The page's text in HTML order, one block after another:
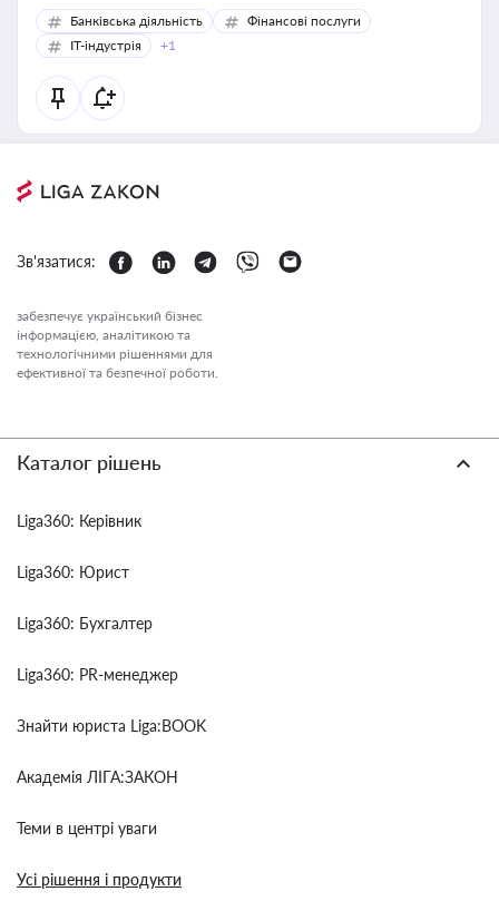
Банківська діяльність
Фінансові послуги
IT-індустрія
+1
Зв'язатися:
забезпечує український бізнес
інформацією, аналітикою та
технологічними рішеннями для
ефективної та безпечної роботи.
Каталог рішень
Liga360: Керівник
Liga360: Юрист
Liga360: Бухгалтер
Liga360: PR-менеджер
Знайти юриста Liga:BOOK
Академія ЛІГА:ЗАКОН
Теми в центрі уваги
Усі рішення і продукти